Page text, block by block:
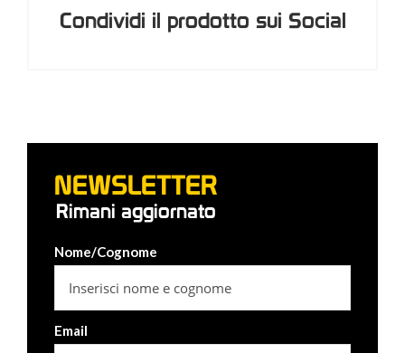
Condividi il prodotto sui Social
NEWSLETTER
Rimani aggiornato
Nome/Cognome
Email